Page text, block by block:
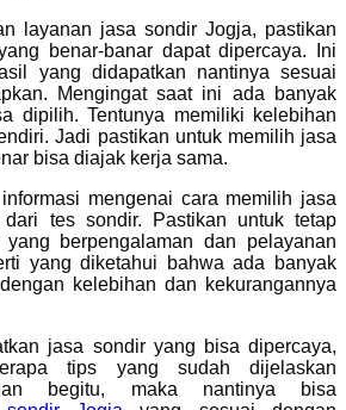
layanan jasa sondir Jogja, pastikan
benar-banar dapat dipercaya. Ini
yang didapatkan nantinya sesuai
Mengingat saat ini ada banyak
dipilih. Tentunya memiliki kelebihan
Jadi pastikan untuk memilih jasa
bisa diajak kerja sama.
mengenai cara memilih jasa
tes sondir. Pastikan untuk tetap
berpengalaman dan pelayanan
yang diketahui bahwa ada banyak
kelebihan dan kekurangannya
jasa sondir yang bisa dipercaya,
tips yang sudah dijelaskan
begitu, maka nantinya bisa